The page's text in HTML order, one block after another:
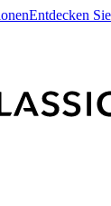
Entdecken